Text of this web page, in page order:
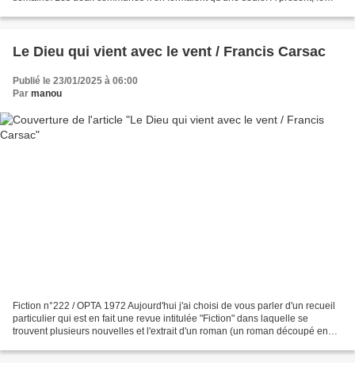
Le Dieu qui vient avec le vent / Francis Carsac
Publié le 23/01/2025 à 06:00
Par manou
Fiction n°222 / OPTA 1972 Aujourd'hui j'ai choisi de vous parler d'un recueil
particulier qui est en fait une revue intitulée "Fiction" dans laquelle se
trouvent plusieurs nouvelles et l'extrait d'un roman (un roman découpé en